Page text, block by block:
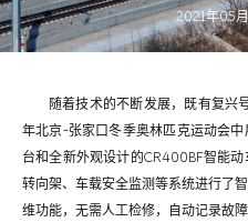
2021年05
随着技术的不断发展，既有复兴
年北京-张家口冬季奥林匹克运动会
台和全新外观设计的CR400BF智能
转向架、车载安全监测等系统进行了
维功能，无需人工检修，自动记录故